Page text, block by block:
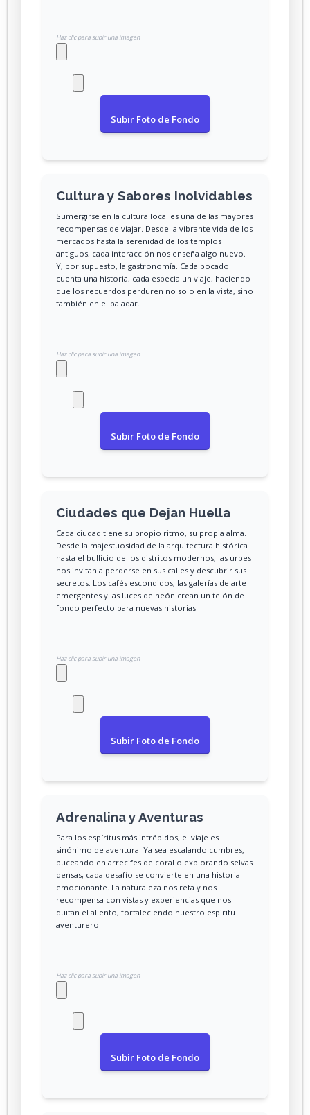
Haz clic para subir una imagen
Subir Foto de Fondo
Cultura y Sabores Inolvidables
Sumergirse en la cultura local es una de las mayores
recompensas de viajar. Desde la vibrante vida de los
mercados hasta la serenidad de los templos
antiguos, cada interacción nos enseña algo nuevo.
Y, por supuesto, la gastronomía. Cada bocado
cuenta una historia, cada especia un viaje, haciendo
que los recuerdos perduren no solo en la vista, sino
también en el paladar.
Haz clic para subir una imagen
Subir Foto de Fondo
Ciudades que Dejan Huella
Cada ciudad tiene su propio ritmo, su propia alma.
Desde la majestuosidad de la arquitectura histórica
hasta el bullicio de los distritos modernos, las urbes
nos invitan a perderse en sus calles y descubrir sus
secretos. Los cafés escondidos, las galerías de arte
emergentes y las luces de neón crean un telón de
fondo perfecto para nuevas historias.
Haz clic para subir una imagen
Subir Foto de Fondo
Adrenalina y Aventuras
Para los espíritus más intrépidos, el viaje es
sinónimo de aventura. Ya sea escalando cumbres,
buceando en arrecifes de coral o explorando selvas
densas, cada desafío se convierte en una historia
emocionante. La naturaleza nos reta y nos
recompensa con vistas y experiencias que nos
quitan el aliento, fortaleciendo nuestro espíritu
aventurero.
Haz clic para subir una imagen
Subir Foto de Fondo